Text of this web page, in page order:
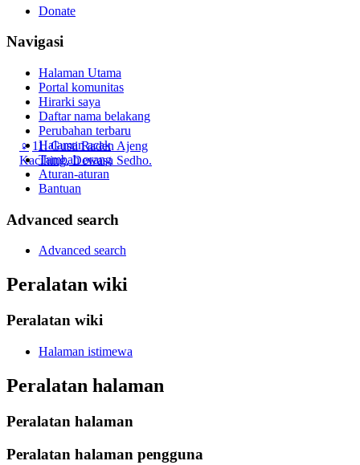
♀ 11. Gusti Raden Ajeng
Kacihing, Dewasa Sedho.
Donate
Navigasi
Halaman Utama
Portal komunitas
Hirarki saya
Daftar nama belakang
Perubahan terbaru
Halaman acak
Tambah orang
Aturan-aturan
Bantuan
Advanced search
Advanced search
Peralatan wiki
Peralatan wiki
Halaman istimewa
Peralatan halaman
Peralatan halaman
Peralatan halaman pengguna